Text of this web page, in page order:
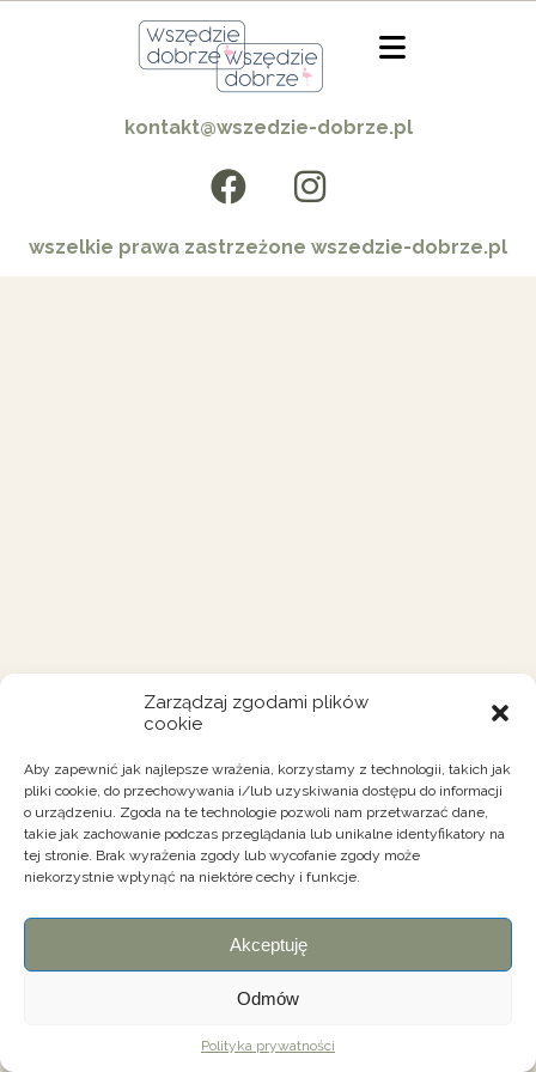
Zarządzaj zgodami plików
cookie
Aby zapewnić jak najlepsze wrażenia, korzystamy z technologii, takich jak
pliki cookie, do przechowywania i/lub uzyskiwania dostępu do informacji
o urządzeniu. Zgoda na te technologie pozwoli nam przetwarzać dane,
takie jak zachowanie podczas przeglądania lub unikalne identyfikatory na
tej stronie. Brak wyrażenia zgody lub wycofanie zgody może
niekorzystnie wpłynąć na niektóre cechy i funkcje.
Akceptuję
Odmów
Polityka prywatności
kontakt@wszedzie-dobrze.pl
wszelkie prawa zastrzeżone wszedzie-dobrze.pl